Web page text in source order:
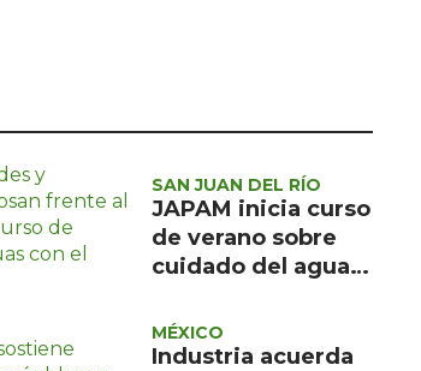
Política
Asuntos Sociales
SAN JUAN DEL RÍO
JAPAM inicia curso
de verano sobre
cuidado del agua
niños
MÉXICO
Industria acuerda